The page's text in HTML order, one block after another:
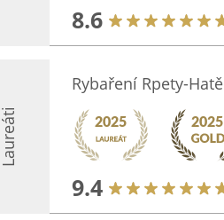
8.6
Laureáti
Rybaření Rpety-Hatě
9.4